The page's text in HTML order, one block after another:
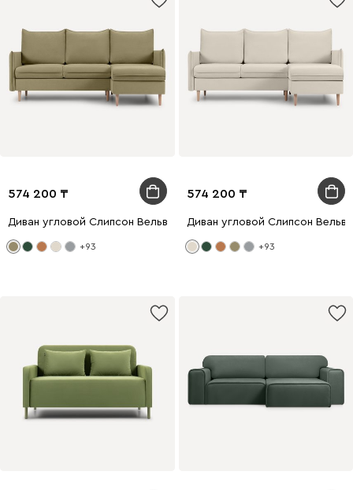
574 200
Диван угловой Слипсон Вельвет Оливковый
+93
574 200
Диван угловой Слипсон
+93